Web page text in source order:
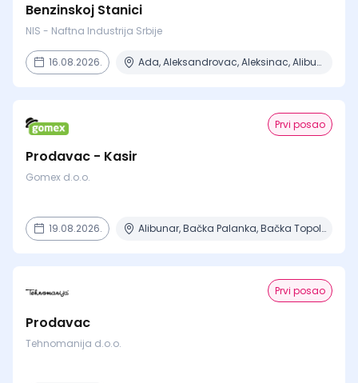
Benzinskoj Stanici
NIS - Naftna Industrija Srbije
16.08.2026. Ada, Aleksandrovac, Aleksinac, Alibunar, Apatin + 206 mesta
Prvi posao
Prodavac - Kasir
Gomex d.o.o.
19.08.2026. Alibunar, Bačka Palanka, Bačka Topola, Bečej, Beograd + 8 mesta
Prvi posao
Prodavac
Tehnomanija d.o.o.